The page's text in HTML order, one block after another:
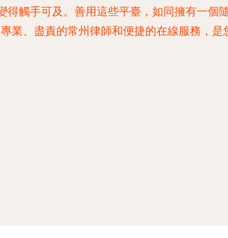
觸手可及。善用這些平臺，如同擁有一個
、盡責的常州律師和便捷的在線服務，是